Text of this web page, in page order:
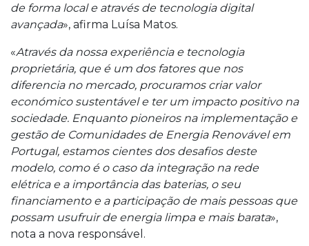
de forma local e através de tecnologia digital
avançada», afirma Luísa Matos.
«Através da nossa experiência e tecnologia
proprietária, que é um dos fatores que nos
diferencia no mercado, procuramos criar valor
económico sustentável e ter um impacto positivo na
sociedade. Enquanto pioneiros na implementação e
gestão de Comunidades de Energia Renovável em
Portugal, estamos cientes dos desafios deste
modelo, como é o caso da integração na rede
elétrica e a importância das baterias, o seu
financiamento e a participação de mais pessoas que
possam usufruir de energia limpa e mais barata»,
nota a nova responsável.